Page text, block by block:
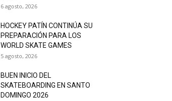
6 agosto, 2026
HOCKEY PATÍN CONTINÚA SU
PREPARACIÓN PARA LOS
WORLD SKATE GAMES
5 agosto, 2026
BUEN INICIO DEL
SKATEBOARDING EN SANTO
DOMINGO 2026